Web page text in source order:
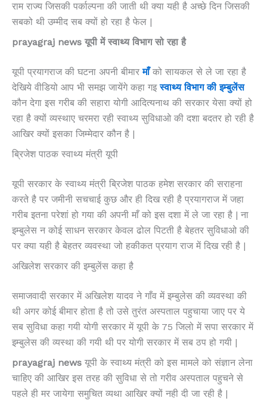
राम राज्य जिसकी पर्काल्पना की जाती थी क्या यही है अच्छे दिन जिसकी
सबको थी उम्मीद सब क्यों हो रहा है फेल |
prayagraj news यूपी में स्वाथ्य विभाग सो रहा है
यूपी प्रयागराज की घटना अपनी बीमारमाँको सायकल से ले जा रहा है
देखिये वीडियो आप भी समझ जायेंगे कहा गइस्वाथ्य विभाग की इम्बुलेंस
कौन देगा इस गरीब की सहारा योगी आदित्यनाथ की सरकार येसा क्यों हो
रहा है क्यों व्यस्थाए चरमरा रही स्वाथ्य सुविधाओ की दशा बदतर हो रही है
आखिर क्यों इसका जिम्मेदार कौन है |
ब्रिजेश पाठक स्वाथ्य मंत्री यूपी
यूपी सरकार के स्वाथ्य मंत्री ब्रिजेश पाठक हमेश सरकार की सराहना
करते है पर जमीनी सचचाई कुछ और ही दिख रही है प्रयागराज में जहा
गरीब इतना परेशां हो गया की अपनी माँ को इस दशा में ले जा रहा है | ना
इम्बुलेस न कोई साधन सरकार केवल ढोल पिटती है बेहतर सुविधाओ की
पर क्या यही है बेहतर व्यवस्था जो हकीकत प्रयाग राज में दिख रही है |
अखिलेश सरकार की इम्बुलेंस कहा है
समाजवादी सरकार में अखिलेश यादव ने गाँव में इम्बुलेस की व्यवस्था की
थी अगर कोई बीमार होता है तो उसे तुरंत अस्पताल पहुचाया जाए पर ये
सब सुविधा कहा गयी योगी सरकार में यूपी के 75 जिलो में सपा सरकार में
इम्बुलेस की व्यस्था की गयी थी पर योगी सरकार में सब ठप हो गयी |
prayagraj news यूपी के स्वाथ्य मंत्री को इस मामले को संज्ञान लेना
चाहिए की आखिर इस तरह की सुविधा से तो गरीव अस्पताल पहुचने से
पहले ही मर जायेगा समुचित व्यथा आखिर क्यों नही दी जा रही है |